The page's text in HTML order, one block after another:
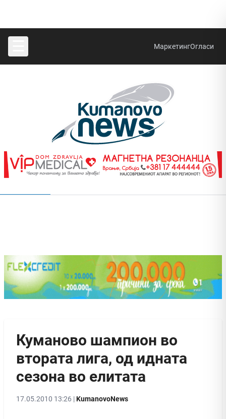
МаркетингОгласи
Куманово шампион во
втората лига, од идната
сезона во елитата
17.05.2010 13:26 |KumanovoNews